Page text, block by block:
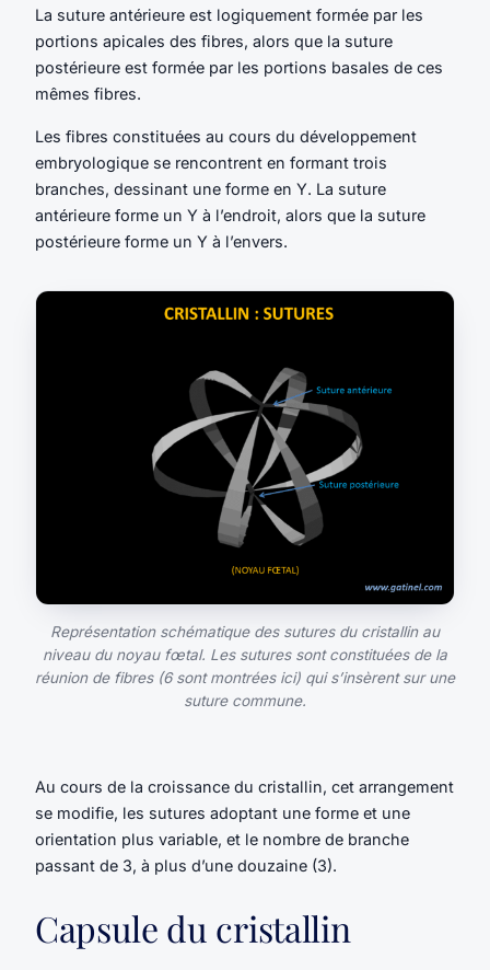
La suture antérieure est logiquement formée par les
portions apicales des fibres, alors que la suture
postérieure est formée par les portions basales de ces
mêmes fibres.
Les fibres constituées au cours du développement
embryologique se rencontrent en formant trois
branches, dessinant une forme en Y. La suture
antérieure forme un Y à l’endroit, alors que la suture
postérieure forme un Y à l’envers.
Représentation schématique des sutures du cristallin au
niveau du noyau fœtal. Les sutures sont constituées de la
réunion de fibres (6 sont montrées ici) qui s’insèrent sur une
suture commune.
Au cours de la croissance du cristallin, cet arrangement
se modifie, les sutures adoptant une forme et une
orientation plus variable, et le nombre de branche
passant de 3, à plus d’une douzaine (3).
Capsule du cristallin